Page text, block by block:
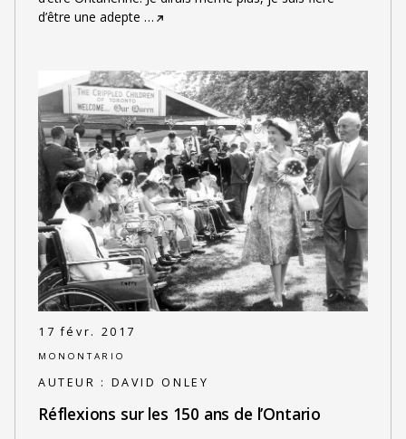
d’être une adepte …
17 févr. 2017
MONONTARIO
AUTEUR : DAVID ONLEY
Réflexions sur les 150 ans de l’Ontario